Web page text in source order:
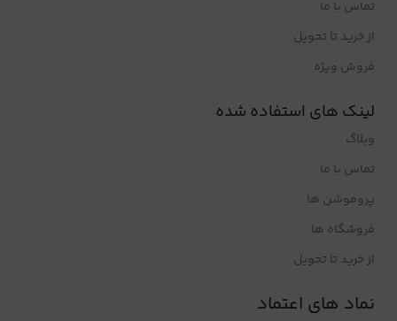
تماس با ما
از خرید تا تحویل
فروش ویژه
لینک های استفاده شده
وبلاگ
تماس با ما
پروموشن ها
فروشگاه ها
از خرید تا تحویل
نماد های اعتماد